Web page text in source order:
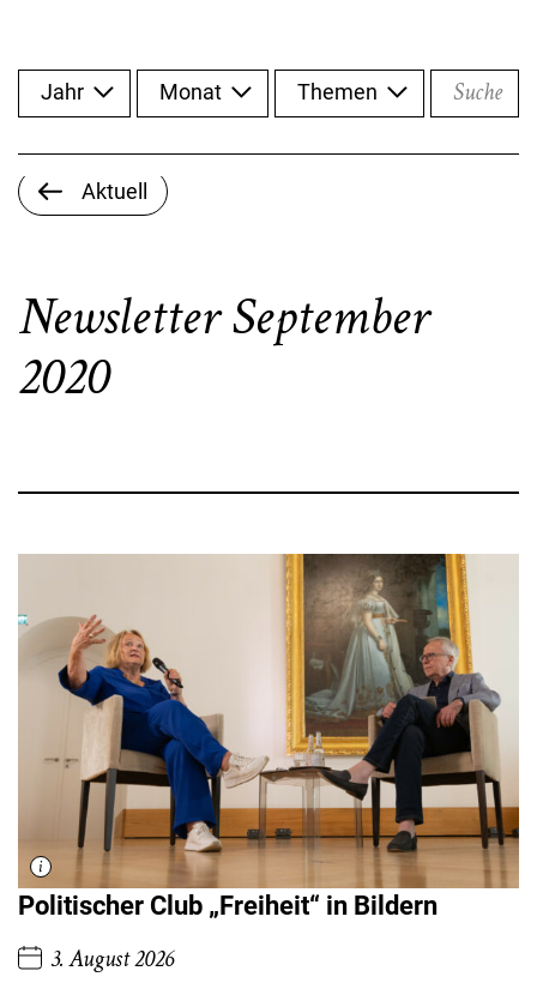
Aktuell
Newsletter September
2020
Jahr Monat Themen Suche
Politischer Club „Freiheit“ in Bildern
3. August 2026